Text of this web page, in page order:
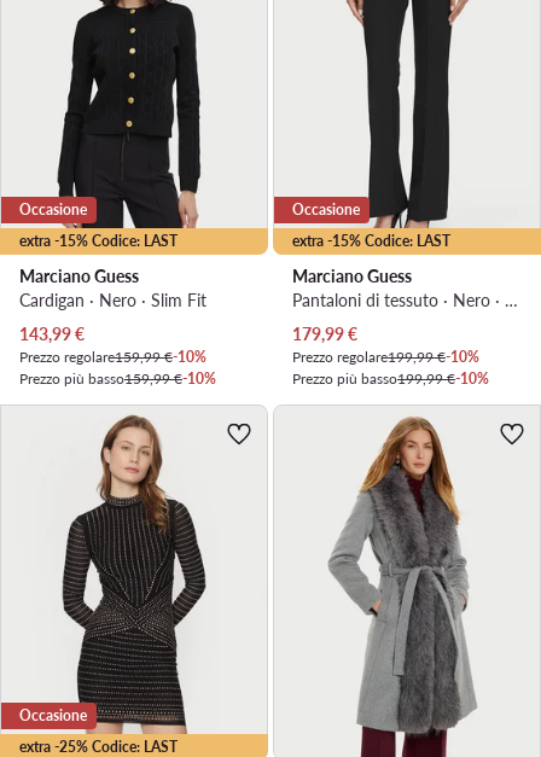
extra -15% Codice: LAST
Occasione
Marciano Guess
Cardigan · Nero · Slim Fit
Prezzo attuale
143,99€
Prezzo regolare159,99 €-10%
Prezzo più basso159,99 €-10%
extra -15% Codice: LAST
Occasione
Marciano Guess
Pantaloni di tessuto · Nero · Regular Fit
Prezzo attuale
179,99€
Prezzo regolare199,99 €-10%
Prezzo più basso199,99 €-10%
extra -25% Codice: LAST
Occasione